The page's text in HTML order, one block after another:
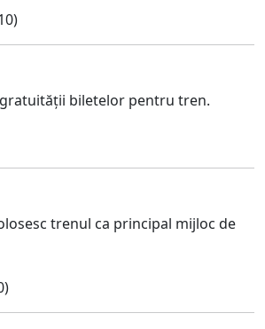
biletelor pentru tren.
trenul ca principal mijloc de